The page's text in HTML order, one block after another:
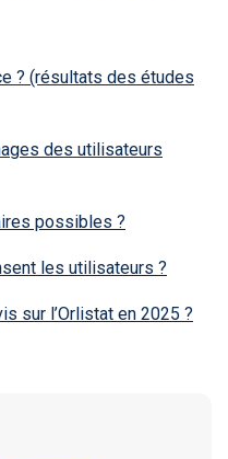
? (résultats des études
des utilisateurs
possibles ?
les utilisateurs ?
sur l’Orlistat en 2025 ?